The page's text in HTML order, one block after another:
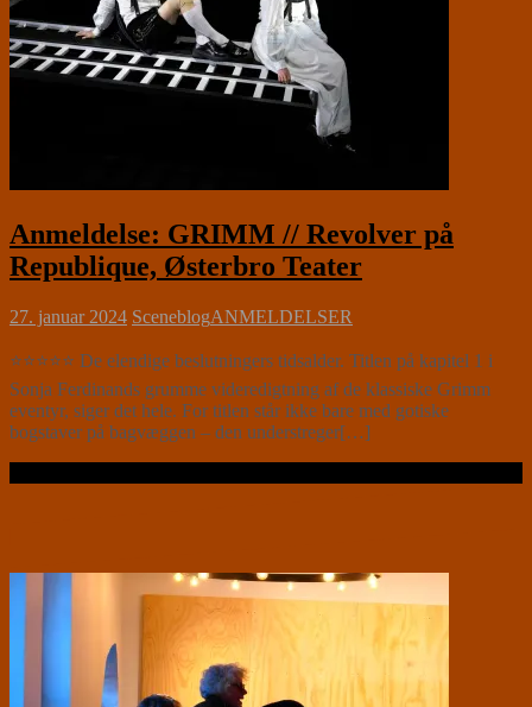
Anmeldelse: GRIMM // Revolver på
Republique, Østerbro Teater
27. januar 2024 SceneblogANMELDELSER
⭐⭐⭐⭐⭐ De elendige beslutningers tidsalder. Titlen på kapitel 1 i
Sonja Ferdinands grumme videredigtning af de klassiske Grimm
eventyr, siger det hele. For titlen står ikke bare med gotiske
bogstaver på bagvæggen – den understreger[…]